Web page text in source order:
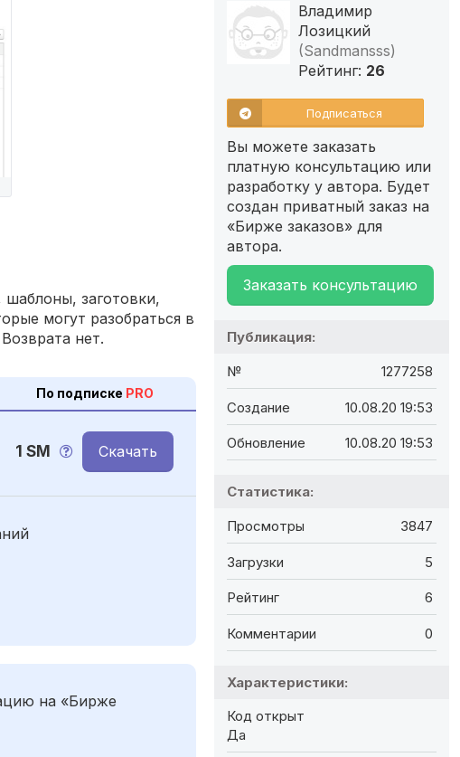
заготовки,
могут разобраться в
нет.
По подписке PRO
1 SM Скачать
на «Бирже
Владимир
Лозицкий
(Sandmansss)
Рейтинг: 26
Подписаться
Вы можете заказать
платную консультацию или
разработку у автора. Будет
создан приватный заказ на
«Бирже заказов» для
автора.
Заказать консультацию
Публикация:
№ 1277258
Создание 10.08.20 19:53
Обновление 10.08.20 19:53
Статистика:
Просмотры 3847
Загрузки 5
Рейтинг 6
Комментарии 0
Характеристики:
Код открыт
Да